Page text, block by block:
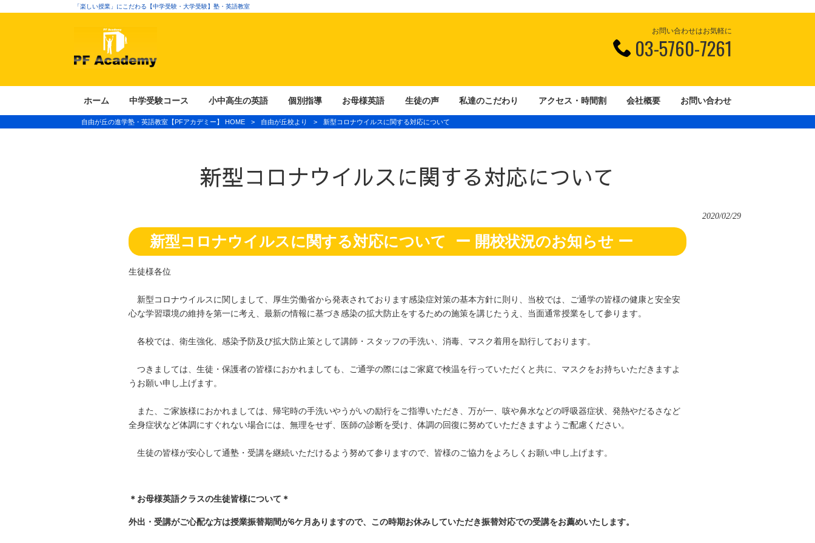
「楽しい授業」にこだわる【中学受験・大学受験】塾・英語教室
03-5760-7261
お問い合わせはお気軽に
ホーム 中学受験コース 小中高生の英語 個別指導 お母様英語 生徒の声 私達のこだわり アクセス・時間割 会社概要 お問い合わせ
自由が丘の進学塾・英語教室【PFアカデミー】 HOME > 自由が丘校より > 新型コロナウイルスに関する対応について
新型コロナウイルスに関する対応について
2020/02/29
新型コロナウイルスに関する対応について ー 開校状況のお知らせ ー
生徒様各位
新型コロナウイルスに関しまして、厚生労働省から発表されております感染症対策の基本方針に則り、当校では、ご通学の皆様の健康と安全安
心な学習環境の維持を第一に考え、最新の情報に基づき感染の拡大防止をするための施策を講じたうえ、当面通常授業をして参ります。
各校では、衛生強化、感染予防及び拡大防止策として講師・スタッフの手洗い、消毒、マスク着用を励行しております。
つきましては、生徒・保護者の皆様におかれましても、ご通学の際にはご家庭で検温を行っていただくと共に、マスクをお持ちいただきますよ
うお願い申し上げます。
また、ご家族様におかれましては、帰宅時の手洗いやうがいの励行をご指導いただき、万が一、咳や鼻水などの呼吸器症状、発熱やだるさなど
全身症状など体調にすぐれない場合には、無理をせず、医師の診断を受け、体調の回復に努めていただきますようご配慮ください。
生徒の皆様が安心して通塾・受講を継続いただけるよう努めて参りますので、皆様のご協力をよろしくお願い申し上げます。
＊お母様英語クラスの生徒皆様について＊
外出・受講がご心配な方は授業振替期間が6ケ月ありますので、この時期お休みしていただき振替対応での受講をお薦めいたします。